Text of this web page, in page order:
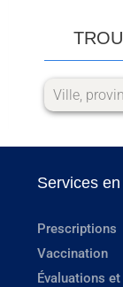
Services
Prescriptions
Vaccination
Évaluations